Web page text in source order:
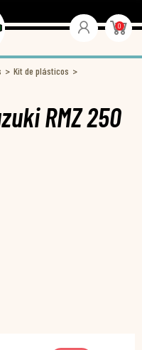
0
Kit de plásticos
RMZ 250